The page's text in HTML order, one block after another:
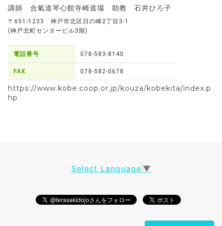
講師 合氣道琴心館寺崎道場 助教 石井ひろ子
〒651-1233 神戸市北区日の峰2丁目3-1
(神戸北町センタービル3階)
電話番号 078-583-8140
FAX 078-582-0678
https://www.kobe.coop.or.jp/kouza/kobekita/index.p
hp
Select Language ▼